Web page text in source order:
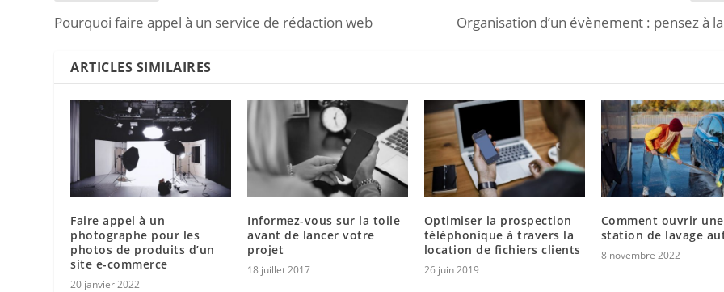
Pourquoi faire appel à un service de rédaction web Organisation d’un évènement : pensez à
ARTICLES SIMILAIRES
Faire appel à un
photographe pour les
photos de produits d’un
site e-commerce
20 janvier 2022
Informez-vous sur la toile
avant de lancer votre
projet
18 juillet 2017
Optimiser la prospection
téléphonique à travers la
location de fichiers clients
26 juin 2019
Comment ouvrir une
station de lavage
8 novembre 2022